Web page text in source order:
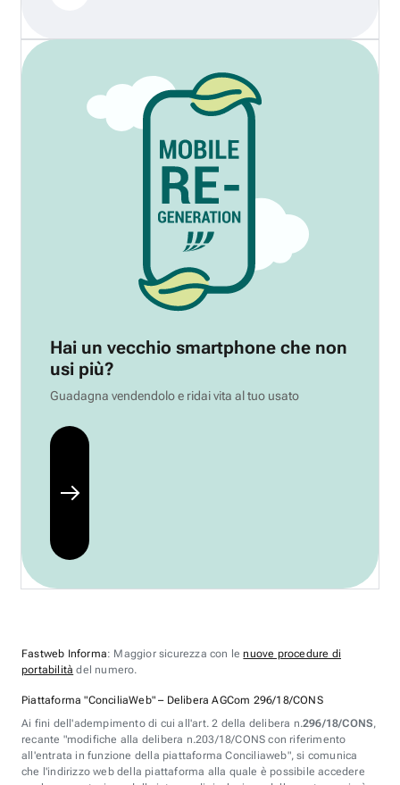
Hai un vecchio smartphone che non
usi più?
Guadagna vendendolo e ridai vita al tuo usato
Fastweb Informa: Maggior sicurezza con lenuove procedure di
portabilità del numero.
Piattaforma "ConciliaWeb" – Delibera AGCom 296/18/CONS
Ai fini dell'adempimento di cui all'art. 2 della delibera n.296/18/CONS,
recante "modifiche alla delibera n.203/18/CONS con riferimento
all'entrata in funzione della piattaforma Conciliaweb", si comunica
che l'indirizzo web della piattaforma alla quale è possibile accedere